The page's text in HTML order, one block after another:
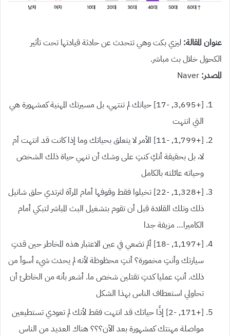
عنوان المقالة: ليزي بكت وهي تتحدث عن حادثة قيادتها تحت تأثير
الكحول خلال بث مباشر.
المصدر:
[+3,695, -17] حياتك لم تنتهي، بل مسيرتك المهنية كمشهورة هي
التي انتهت
[+1,799, -11] الأمر لا يتعلق بحياتك وما إذا كانت قد انتهت أم
لا، بل بحقيقة أنكِ كنتِ على وشك أن تنهي حياة ذلك الشخص
وحياته عائلته بالكامل
[+1,328, -22] تخيلوا فقط وقوفها أمام المرآة لترتدي حلق شانيل
ذلك وتلك القلادة قبل أن تقوم بتشغيل البث المباشر لتبكي أمام
الكاميرا… مزيفة جدا
[+1,197, -18] ألم تضعي في عين الاعتبار هذه المخاطر حين قدتِ
سيارتك وأنتِ مخمورة؟ أنتِ محظوظة لأنه لم يحدث شيء أسوأ من
ذلك. أنتِ عمليا كدتِ تقتلين شخص ما. أشعر بأنه من الخاطئ أن
تحاولي استعطاف الناس بهذا الشكل
[+171, -2] إذًا حياتك قد انتهت فقط لأنك لم تعودي تستطيعين
مواصلة مهنتك كمشهورة بعد الآن؟؟؟ هناك العديد من الناس